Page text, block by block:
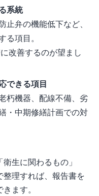
系統
止弁の機能低下など、
る項目。
改善するのが望まし
できる項目
朽機器、配線不備、劣
・中期修繕計画での対
生に関わるもの」
整理すれば、報告書を
ます。